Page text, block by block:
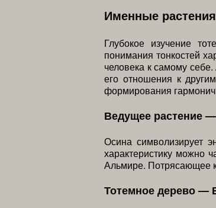
Именные
Глубокое изучение
понимания тонкостей
человека к самому
его отношения к
формирования
Ведущее растение
Осина символизирует
характеристику можно
Альмире. Потрясающее
Тотемное дерево —